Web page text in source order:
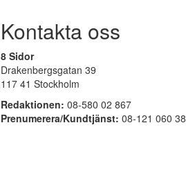
Kontakta oss
8 Sidor
Drakenbergsgatan 39
117 41 Stockholm
Redaktionen: 08-580 02 867
Prenumerera/Kundtjänst: 08-121 060 38